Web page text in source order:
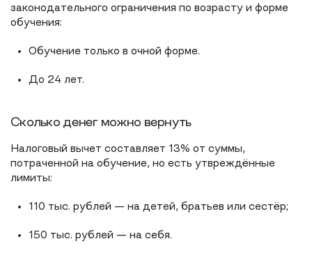
законодательного ограничения по возрасту и форме
обучения:
Обучение только в очной форме.
До 24 лет.
Сколько денег можно вернуть
Налоговый вычет составляет 13% от суммы,
потраченной на обучение, но есть утвреждённые
лимиты:
110 тыс. рублей — на детей, братьев или сестёр;
150 тыс. рублей — на себя.